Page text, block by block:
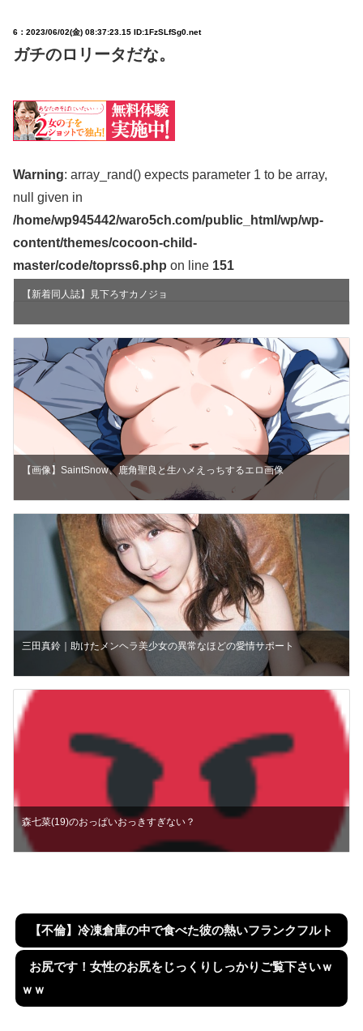
6： 2023/06/02(金) 08:37:23.15 ID:1FzSLfSg0.net
ガチのロリータだな。
Warning: array_rand() expects parameter 1 to be array,
null given in
/home/wp945442/waro5ch.com/public_html/wp/wp-
content/themes/cocoon-child-
master/code/toprss6.php on line 151
【新着同人誌】見下ろすカノジョ
【画像】SaintSnow、鹿角聖良と生ハメえっちするエロ画像
三田真鈴｜助けたメンヘラ美少女の異常なほどの愛情サポート
森七菜(19)のおっぱいおっきすぎない？
【不倫】冷凍倉庫の中で食べた彼の熱いフランクフルト
お尻です！女性のお尻をじっくりしっかりご覧下さいｗ
ｗｗ